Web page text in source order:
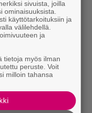
sivuista, joilla
ominaisuuksista.
käyttötarkoituksiin ja
välilehdellä.
ja
tietoja myös ilman
peruste. Voit
milloin tahansa